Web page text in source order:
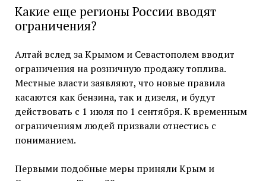
Какие еще регионы России вводят
ограничения?
Алтай вслед за Крымом и Севастополем вводит
ограничения на розничную продажу топлива.
Местные власти заявляют, что новые правила
касаются как бензина, так и дизеля, и будут
действовать с 1 июля по 1 сентября. К временным
ограничениям людей призвали отнестись с
пониманием.
Первыми подобные меры приняли Крым и